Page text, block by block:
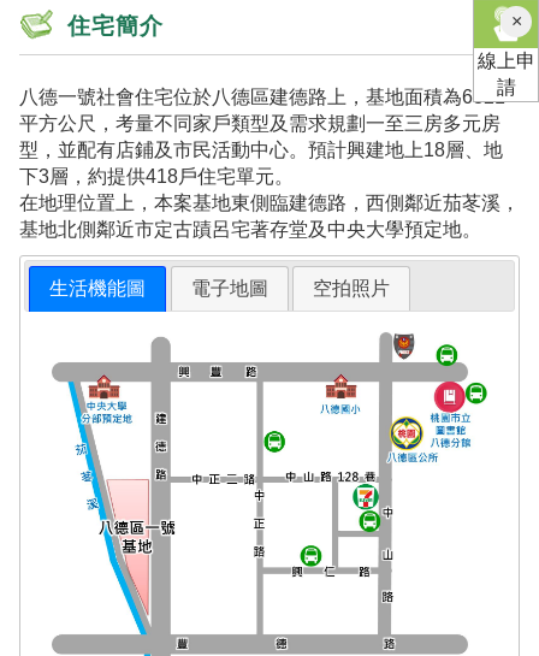
住宅簡介
八德一號社會住宅位於八德區建德路上，基地面積為6821
平方公尺，考量不同家戶類型及需求規劃一至三房多元房
型，並配有店鋪及市民活動中心。預計興建地上18層、地
下3層，約提供418戶住宅單元。
在地理位置上，本案基地東側臨建德路，西側鄰近茄苳溪，
基地北側鄰近市定古蹟呂宅著存堂及中央大學預定地。
生活機能圖 電子地圖 空拍照片
×關
閉
線上申
請